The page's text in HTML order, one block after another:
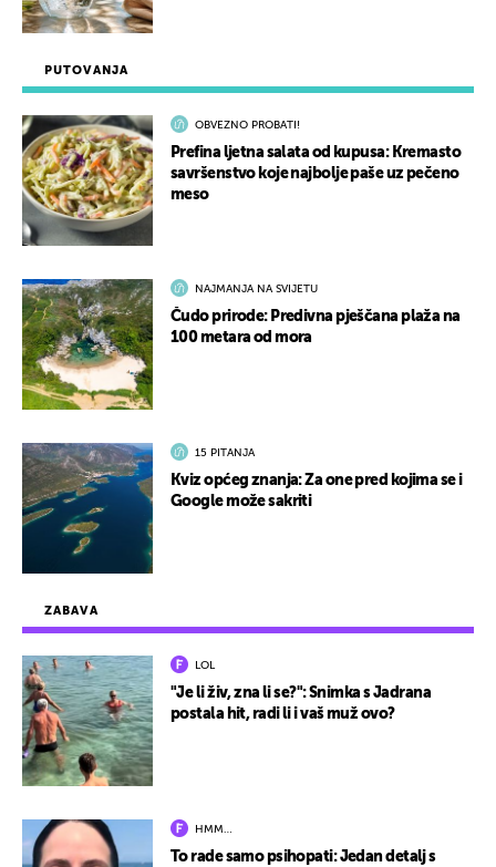
ZABAVA
LOL
"Je li živ, zna li se?": Snimka s Jadrana
postala hit, radi li i vaš muž ovo?
HMM…
To rade samo psihopati: Jedan detalj s
PUTOVANJA
OBVEZNO PROBATI!
Prefina ljetna salata od kupusa: Kremasto
savršenstvo koje najbolje paše uz pečeno
meso
NAJMANJA NA SVIJETU
Čudo prirode: Predivna pješčana plaža na
100 metara od mora
15 PITANJA
Kviz općeg znanja: Za one pred kojima se i
Google može sakriti